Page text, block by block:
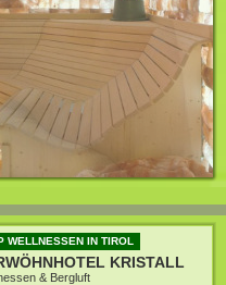
WELLNESSEN IN TIROL
KRISTALL
& Bergluft